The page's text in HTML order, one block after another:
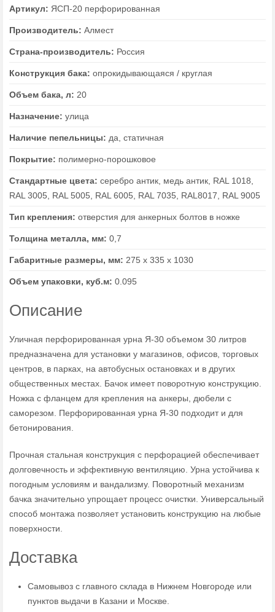
Артикул: ЯСП-20 перфорированная
Производитель: Алмест
Страна-производитель: Россия
Конструкция бака: опрокидывающаяся / круглая
Объем бака, л: 20
Назначение: улица
Наличие пепельницы: да, статичная
Покрытие: полимерно-порошковое
Стандартные цвета: серебро антик, медь антик, RAL 1018,
RAL 3005, RAL 5005, RAL 6005, RAL 7035, RAL8017, RAL 9005
Тип крепления: отверстия для анкерных болтов в ножке
Толщина металла, мм: 0,7
Габаритные размеры, мм: 275 х 335 х 1030
Объем упаковки, куб.м: 0.095
Описание
Уличная перфорированная урна Я-30 объемом 30 литров
предназначена для установки у магазинов, офисов, торговых
центров, в парках, на автобусных остановках и в других
общественных местах. Бачок имеет поворотную конструкцию.
Ножка с фланцем для крепления на анкеры, дюбели с
саморезом. Перфорированная урна Я-30 подходит и для
бетонирования.
Прочная стальная конструкция с перфорацией обеспечивает
долговечность и эффективную вентиляцию. Урна устойчива к
погодным условиям и вандализму. Поворотный механизм
бачка значительно упрощает процесс очистки. Универсальный
способ монтажа позволяет установить конструкцию на любые
поверхности.
Доставка
Самовывоз с главного склада в Нижнем Новгороде или
пунктов выдачи в Казани и Москве.